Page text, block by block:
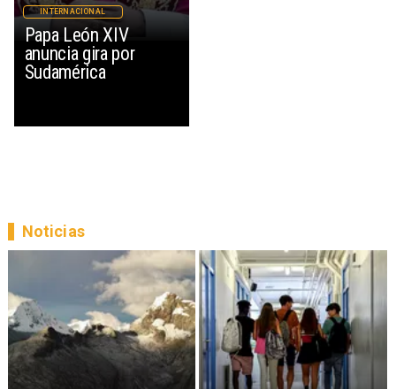
Papa León XIV
anuncia gira por
Sudamérica
INTERNACIONAL
Noticias